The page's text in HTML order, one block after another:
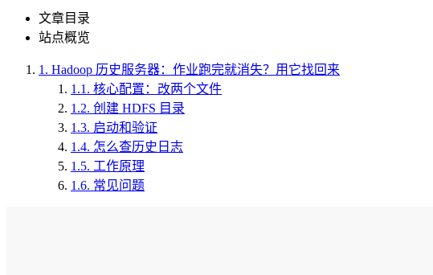
文章目录
站点概览
1. Hadoop 历史服务器：作业跑完就消失？用它找回来
1.1. 核心配置：改两个文件
1.2. 创建 HDFS 目录
1.3. 启动和验证
1.4. 怎么查历史日志
1.5. 工作原理
1.6. 常见问题